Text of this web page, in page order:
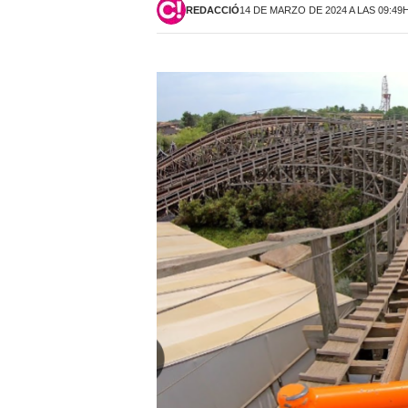
REDACCIÓ14 DE MARZO DE 2024 A LAS